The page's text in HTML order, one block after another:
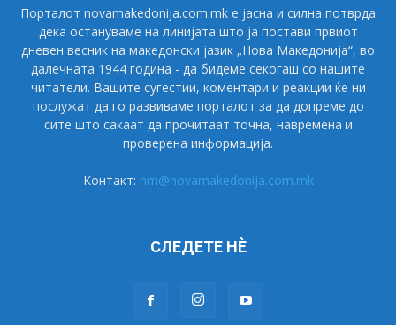
Порталот novamakedonija.com.mk е јасна и силна потврда
дека остануваме на линијата што ја постави првиот
дневен весник на македонски јазик „Нова Македонија“, во
далечната 1944 година - да бидеме секогаш со нашите
читатели. Вашите сугестии, коментари и реакции ќе ни
послужат да го развиваме порталот за да допреме до
сите што сакаат да прочитаат точна, навремена и
проверена информација.
Контакт: nm@novamakedonija.com.mk
СЛЕДЕТЕ НÈ